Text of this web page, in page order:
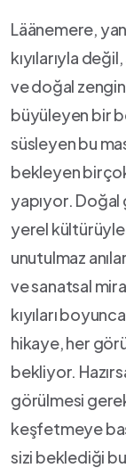
Läänemere,
kıyılarıyla
⁣ve doğal
büyüleyen bir
süsleyen bu
bekleyen
yapıyor. Doğal
yerel
⁢unutulmaz
ve sanatsal
kıyıları​
hikaye,‍ her
bekliyor.
görülmesi
keşfetmeye
sizi beklediği